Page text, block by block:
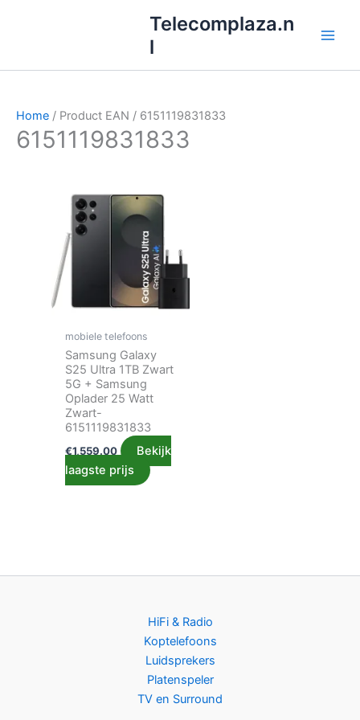
inhoud
Telecomplaza.n
l
Home / Product EAN / 6151119831833
6151119831833
mobiele telefoons
Samsung Galaxy
S25 Ultra 1TB Zwart
5G + Samsung
Oplader 25 Watt
Zwart-
6151119831833
€1,559.00
Bekijk
laagste prijs
HiFi & Radio
Koptelefoons
Luidsprekers
Platenspeler
TV en Surround